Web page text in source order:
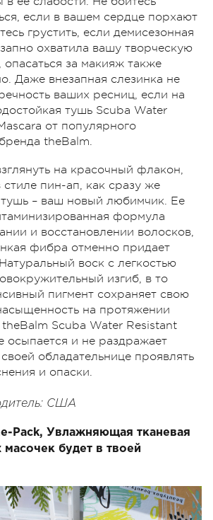
если в вашем сердце порхают
грустить, если демисезонная
охватила вашу творческую
опасаться за макияж также
Даже внезапная слезинка не
ваших ресниц, если на
тушь Scuba Water
от популярного
theBalm.
на красочный флакон,
пин-ап, как сразу же
– ваш новый любимчик. Ее
формула
и восстановлении волосков,
фибра отменно придает
воск с легкостью
изгиб, в то
пигмент сохраняет свою
на протяжении
Scuba Water Resistant
осыпается и не раздражает
обладательнице проявлять
и опаски.
США
Pack, Увлажняющая тканевая
масочек будет в твоей